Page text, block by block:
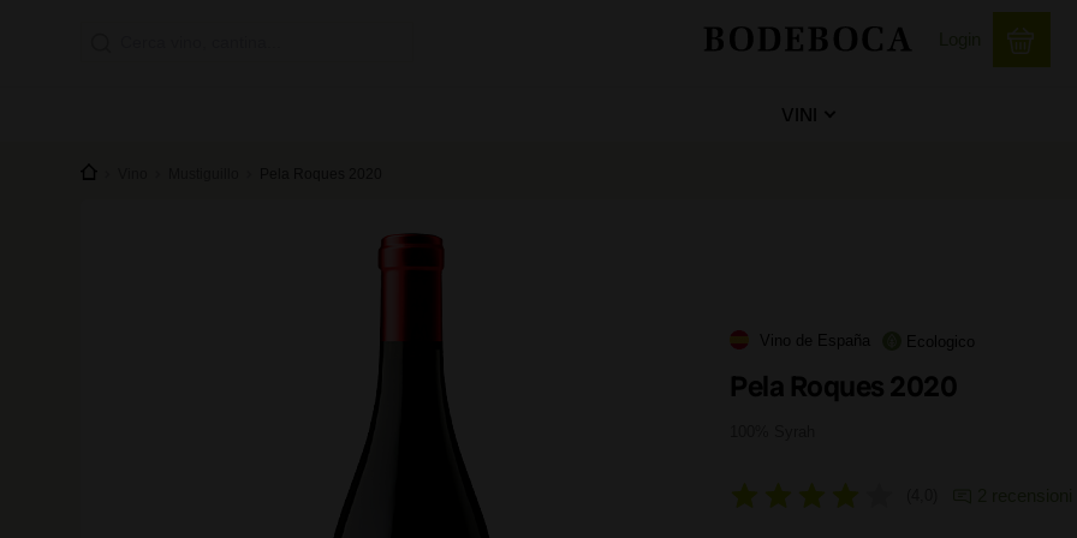
VINI
Vino de España Ecologico
Pela Roques 2020